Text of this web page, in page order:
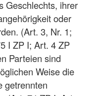
Geschlechts, ihrer
oder
(Art. 3, Nr. 1;
I ZP I; Art. 4 ZP
Parteien sind
Weise die
getrennten